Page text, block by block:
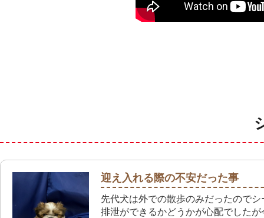
迎え入れる際の不安だった事
先代犬は外での散歩のみだったのでシ
排泄ができるかどうかが心配でしたが